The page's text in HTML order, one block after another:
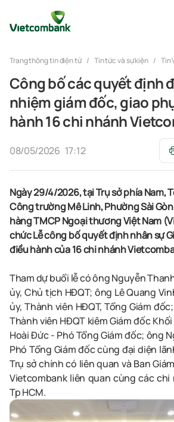
Trang thông tin điện tử Tin tức và sự kiện Tin
Công bố các quyết định
nhiệm giám đốc, giao
hành 16 chi nhánh
08/05/2026 17:12
Ngày 29/4/2026, tại Trụ sở phía Nam,
Công trường Mê Linh, Phường Sài
hàng TMCP Ngoại thương Việt Nam
chứcLễ công bố quyết định nhân sự
điều hành của 16 chi nhánh
Tham dự buổi lễcó ông Nguyễn
ủy, Chủ tịch HĐQT; ông Lê Quang
ủy, Thành viên HĐQT, Tổng Giám
Thành viên HĐQT kiêm Giám đốc
Hoài Đức - Phó Tổng Giám đốc; ông
Phó Tổng Giám đốc cùng đại diện
Trụ sở chính có liên quan và Ban
Vietcombank liên quan cùng các
Tp HCM.